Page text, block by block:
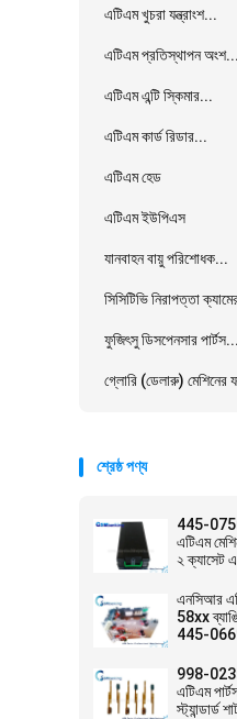
এটিএম খুচরা যন্ত্রাংশ...
এটিএম প্রতিস্থাপন অংশ...
এটিএম এন্টি স্কিমার...
এটিএম কার্ড রিডার...
এটিএম হেড
এটিএম ইউপিএস
যানবাহন বায়ু পরিশোধক...
সিসিটিভি নিরাপত্তা
ফুজিৎসু ডিসপেনসার পার্টস...
গ্লোরি (ডেলারু) মেশিনের
শ্রেষ্ঠ পণ্য
445-
এটিএম
২ ক্যাসেট
এনসিআর
58xx
445-
998-
এটিএম
স্ট্যান্ডার্ড